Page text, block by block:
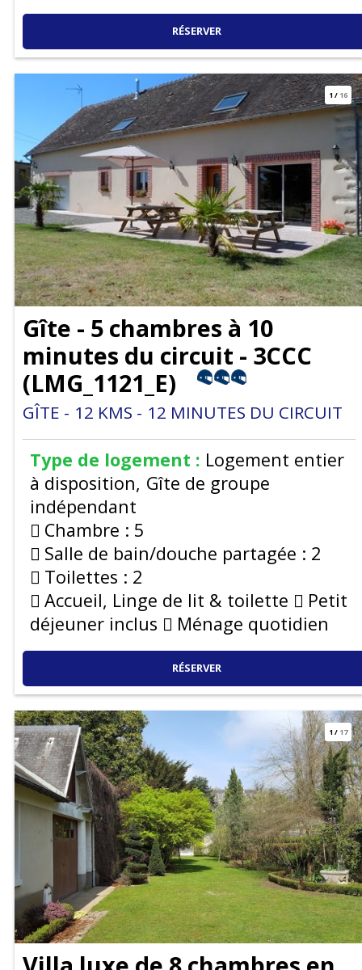
RÉSERVER
1/ 16
Gîte - 5 chambres à 10
minutes du circuit - 3CCC
(LMG_1121_E)
GÎTE 12 KMS 12 MINUTES DU CIRCUIT
Type de logement : Logement entier
à disposition Gîte de groupe
indépendant
Chambre : 5
Salle de bain/douche partagée : 2
Toilettes : 2
Accueil, Linge de lit & toilette
Petit
déjeuner inclus
Ménage quotidien
RÉSERVER
1/ 17